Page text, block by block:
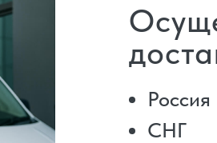
Россия
СНГ